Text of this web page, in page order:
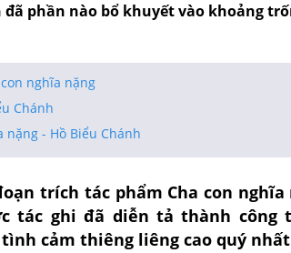
đã phần nào bổ khuyết vào khoảng
nghĩa nặng
Chánh
nặng - Hồ Biểu Chánh
trích tác phẩm Cha con nghĩa
tác ghi đã diễn tả thành công
cảm thiêng liêng cao quý